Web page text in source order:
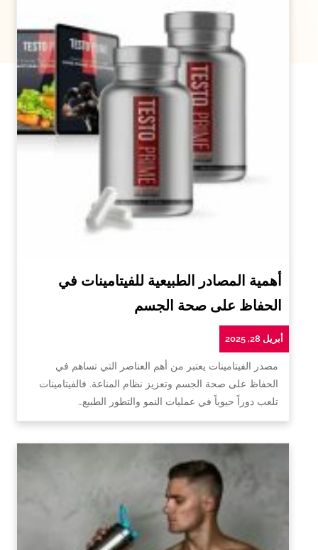
أهمية المصادر الطبيعية للفيتامينات في
الحفاظ على صحة الجسم
أبريل 28, 2025
مصدر الفيتامينات يعتبر من أهم العناصر التي تساهم في
الحفاظ على صحة الجسم وتعزيز نظام المناعة. فالفيتامينات
تلعب دوراً حيوياً في عمليات النمو والتطور الطبيع…